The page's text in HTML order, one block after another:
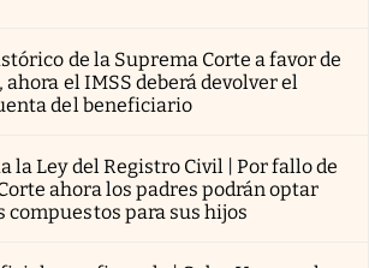
de la Suprema Corte a favor de
el IMSS deberá devolver el
del beneficiario
la Ley del Registro Civil | Por fallo de
ahora los padres podrán optar
compuestos para sus hijos